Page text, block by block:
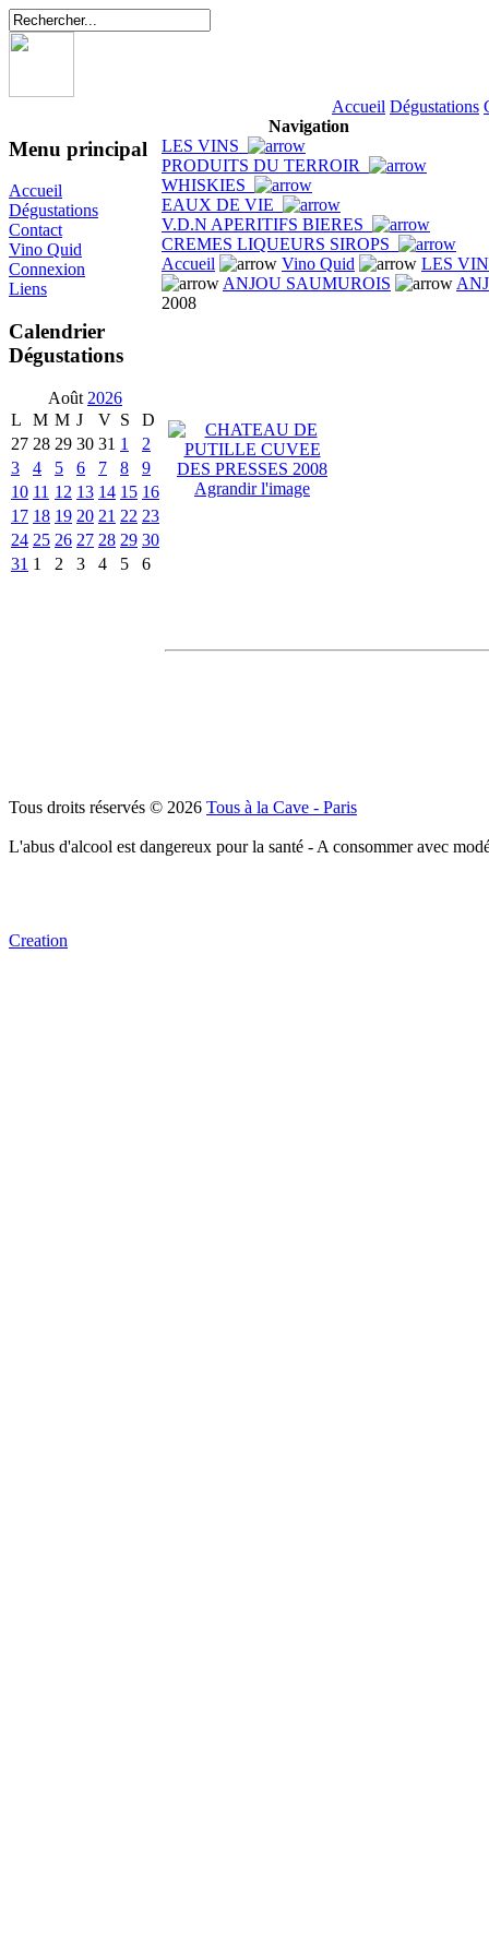
Accueil Dégustations
Menu principal
Accueil
Dégustations
Contact
Vino Quid
Connexion
Liens
Calendrier
Dégustations
Août 2026
L
M M J V S
D
27 28 29 30 31 1
2
3
4 5 6 7 8
9
10 11 12 13 14 15 16
17 18 19 20 21 22 23
24 25 26 27 28 29 30
31 1 2 3 4 5 6
Navigation
LES VINS
PRODUITS DU TERROIR
WHISKIES
EAUX DE VIE
V.D.N APERITIFS BIERES
CREMES LIQUEURS SIROPS
Accueil
Vino Quid
LES
ANJOU SAUMUROIS
2008
Agrandir l'image
Tous droits réservés © 2026 Tous à la Cave - Paris
L'abus d'alcool est dangereux pour la santé - A consommer avec
Creation